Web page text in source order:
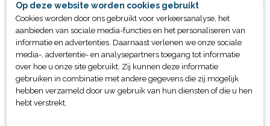
Ook interessant
Op deze website worden cookies gebruikt
Cookies worden door ons gebruikt voor verkeersanalyse, het
aanbieden van sociale media-functies en het personaliseren van
informatie en advertenties. Daarnaast verlenen we onze sociale
media-, advertentie- en analysepartners toegang tot informatie
over hoe u onze site gebruikt. Zij kunnen deze informatie
gebruiken in combinatie met andere gegevens die zij mogelijk
hebben verzameld door uw gebruik van hun diensten of die u hen
hebt verstrekt.